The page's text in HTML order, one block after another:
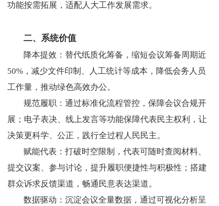
功能按需拓展，适配人大工作发展需求。
二、系统价值
降本提效：替代纸质化筹备，缩短会议筹备周期近
50%，减少文件印制、人工统计等成本，降低会务人员
工作量，推动绿色高效办公。
规范履职：通过标准化流程管控，保障会议合规开
展；电子表决、线上发言等功能保障代表民主权利，让
决策更科学、公正，践行全过程人民民主。
赋能代表：打破时空限制，代表可随时查阅材料、
提交议案、参与讨论，提升履职便捷性与积极性；搭建
群众诉求反馈渠道，畅通民意表达渠道。
数据驱动：沉淀会议全量数据，通过可视化分析呈